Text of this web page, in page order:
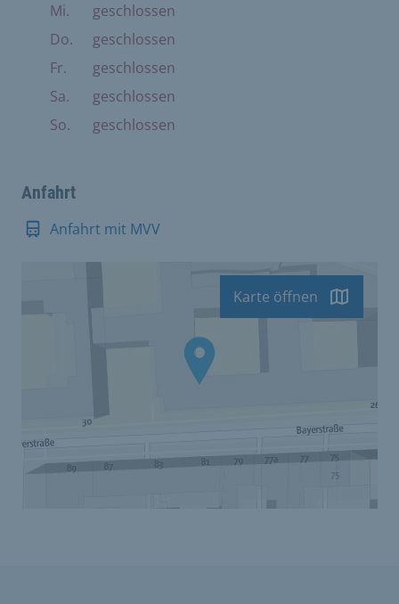
Mi.
geschlossen
Do.
geschlossen
Fr.
geschlossen
Sa.
geschlossen
So.
geschlossen
Anfahrt
Anfahrt mit MVV
Karte öffnen